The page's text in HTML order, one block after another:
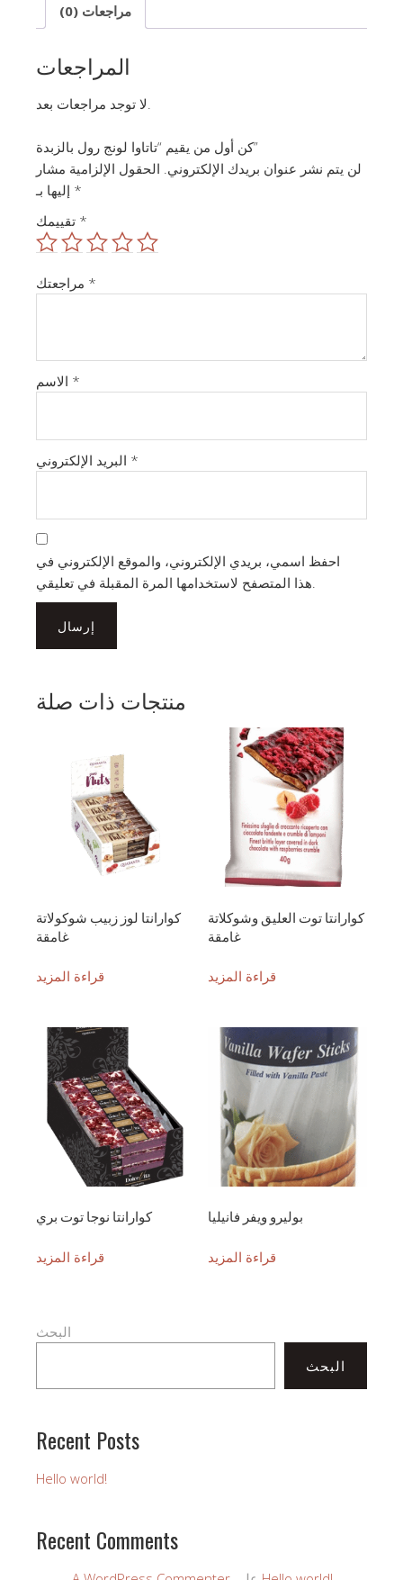
مراجعات (0)
المراجعات
لا توجد مراجعات بعد.
كن أول من يقيم “تاتاوا لونج رول بالزبدة”
لن يتم نشر عنوان بريدك الإلكتروني. الحقول الإلزامية مشار
*
*
*
*
*
احفظ اسمي، بريدي الإلكتروني، والموقع الإلكتروني في
هذا المتصفح لاستخدامها المرة المقبلة في تعليقي.
منتجات ذات صلة
كوارانتا لوز زبيب شوكولاتة
غامقة
قراءة المزيد
كوارانتا توت العليق وشوكلاتة
غامقة
قراءة المزيد
كوارانتا نوجا توت بري
قراءة المزيد
بوليرو ويفر فانيليا
قراءة المزيد
البحث
البحث
Recent Posts
Hello world!
Recent Comments